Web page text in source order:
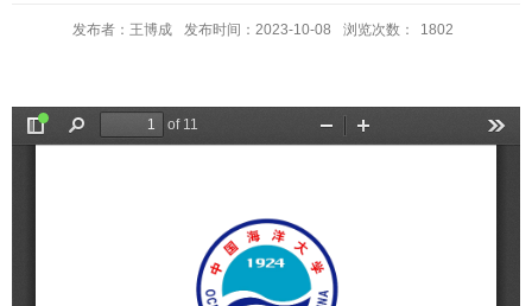
发布者：王博成 发布时间：2023-10-08 浏览次数： 1802